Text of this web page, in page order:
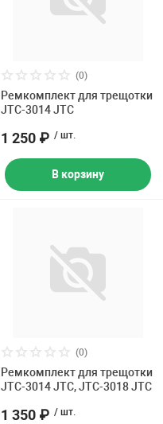
(0)
Ремкомплект для трещотки
JTC-3014 JTC
1 250 ₽ / шт.
В корзину
(0)
Ремкомплект для трещотки
JTC-3014 JTC, JTC-3018 JTC
1 350 ₽ / шт.